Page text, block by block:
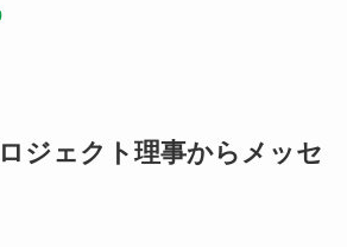
ジェクト理事からメッセ